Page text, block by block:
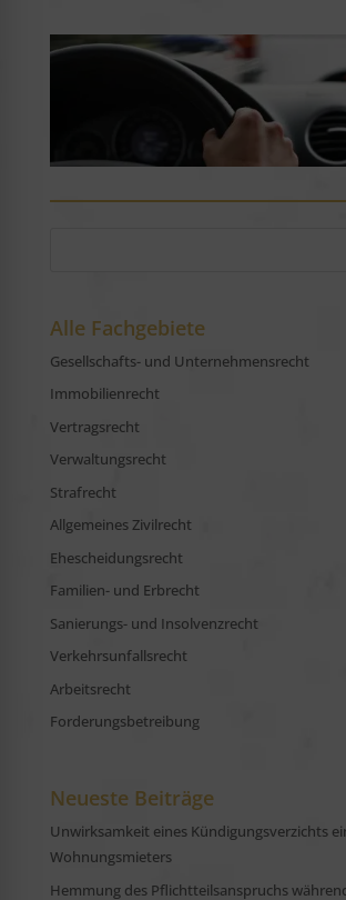
Alle Fachgebiete
Gesellschafts- und Unternehmensrecht
Immobilienrecht
Vertragsrecht
Verwaltungsrecht
Strafrecht
Allgemeines Zivilrecht
Ehescheidungsrecht
Familien- und Erbrecht
Sanierungs- und Insolvenzrecht
Verkehrsunfallsrecht
Arbeitsrecht
Forderungsbetreibung
Neueste Beiträge
Unwirksamkeit eines Kündigungsverzichts
Wohnungsmieters
Hemmung des Pflichtteilsanspruchs